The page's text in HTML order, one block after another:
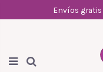
Envíos